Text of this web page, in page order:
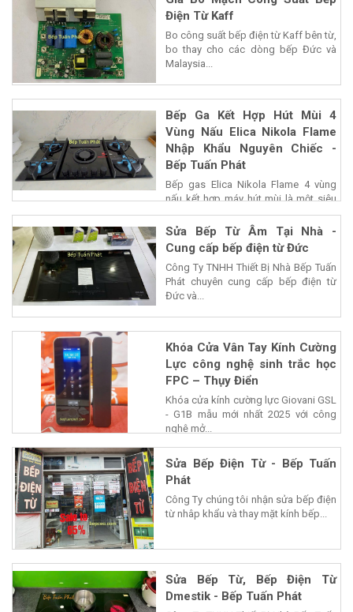
Điện Từ Kaff
Bo công suất bếp điện từ Kaff bên từ,
bo thay cho các dòng bếp Đức và
Malaysia...
Bếp Ga Kết Hợp Hút Mùi 4
Vùng Nấu Elica Nikola Flame
Nhập Khẩu Nguyên Chiếc -
Bếp Tuấn Phát
Bếp gas Elica Nikola Flame 4 vùng
nấu kết hợp máy hút mùi là một siêu
phẩm của...
Sửa Bếp Từ Âm Tại Nhà -
Cung cấp bếp điện từ Đức
Công Ty TNHH Thiết Bị Nhà Bếp Tuấn
Phát chuyên cung cấp bếp điện từ
Đức và...
Khóa Cửa Vân Tay Kính Cường
Lực công nghệ sinh trắc học
FPC – Thụy Điển
Khóa cửa kính cường lực Giovani GSL
- G1B mẫu mới nhất 2025 với công
nghệ mở...
Sửa Bếp Điện Từ - Bếp Tuấn
Phát
Công Ty chúng tôi nhận sửa bếp điện
từ nhâp khẩu và thay mặt kính bếp...
Sửa Bếp Từ, Bếp Điện Từ
Dmestik - Bếp Tuấn Phát